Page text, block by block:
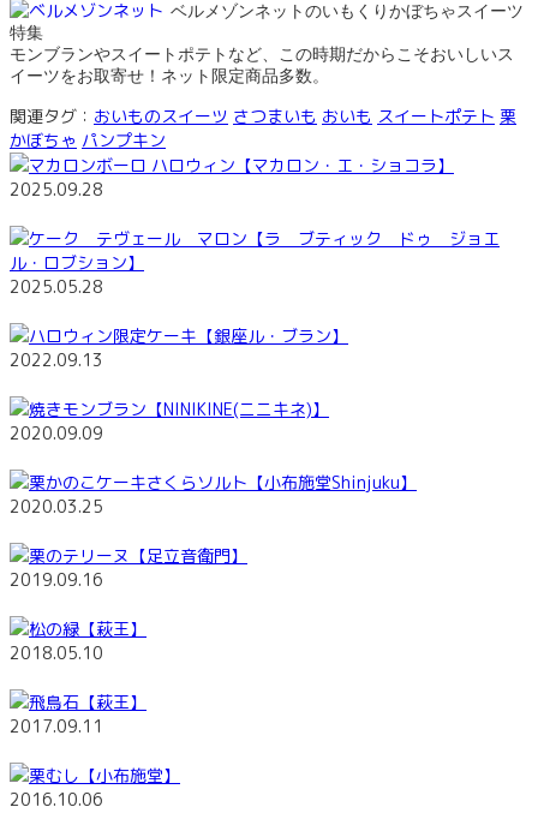
ベルメゾンネットのいもくりかぼちゃスイーツ
特集
モンブランやスイートポテトなど、この時期だからこそおいしいス
イーツをお取寄せ！ネット限定商品多数。
関連タグ： おいものスイーツ さつまいも おいも スイートポテト 栗
かぼちゃ パンプキン
マカロンボーロ ハロウィン【マカロン・エ・ショコラ】
2025.09.28
ケーク テヴェール マロン【ラ ブティック ドゥ ジョエ
ル・ロブション】
2025.05.28
ハロウィン限定ケーキ【銀座ル・ブラン】
2022.09.13
焼きモンブラン【NINIKINE(ニニキネ)】
2020.09.09
栗かのこケーキさくらソルト【小布施堂Shinjuku】
2020.03.25
栗のテリーヌ【足立音衛門】
2019.09.16
松の緑【萩王】
2018.05.10
飛鳥石【萩王】
2017.09.11
栗むし【小布施堂】
2016.10.06